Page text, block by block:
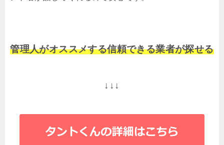
管理人がオススメする信頼できる業者が探せる
↓↓↓